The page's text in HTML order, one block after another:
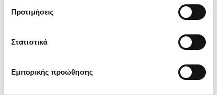
Προτιμήσεις
Στατιστικά
Εμπορικής προώθησης